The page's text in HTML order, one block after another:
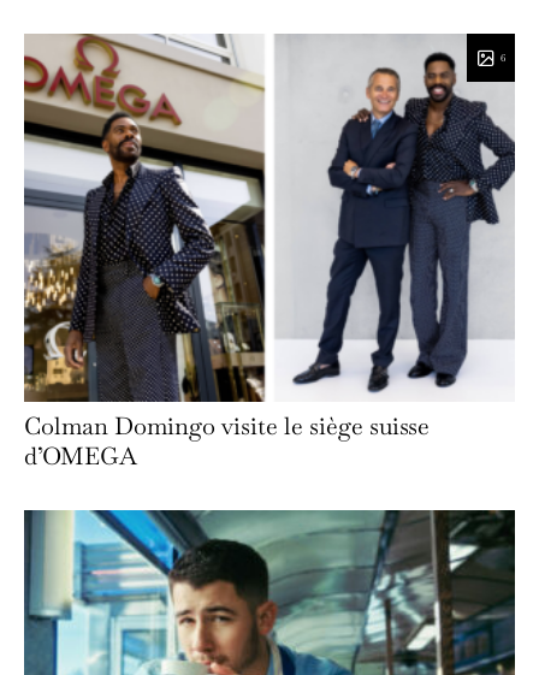
6
Colman Domingo visite le siège suisse
d’OMEGA